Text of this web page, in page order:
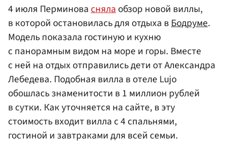
4 июля Перминова сняла обзор новой виллы,
в которой остановилась для отдыха в Бодруме.
Модель показала гостиную и кухню
с панорамным видом на море и горы. Вместе
с ней на отдых отправились дети от Александра
Лебедева. Подобная вилла в отеле Lujo
обошлась знаменитости в 1 миллион рублей
в сутки. Как уточняется на сайте, в эту
стоимость входит вилла с 4 спальнями,
гостиной и завтраками для всей семьи.